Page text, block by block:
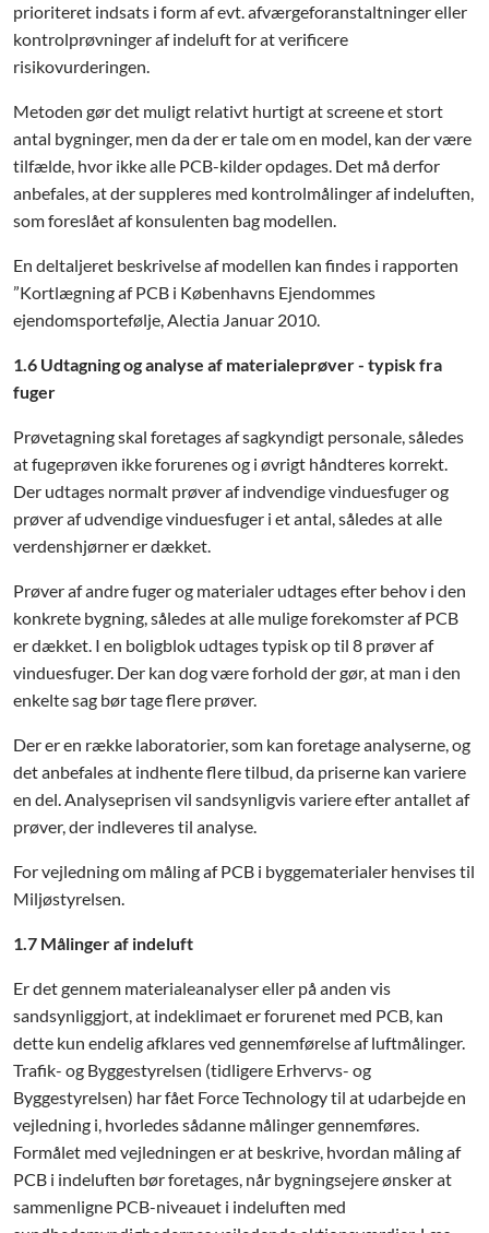
prioriteret indsats i form af evt. afværgeforanstaltninger eller
kontrolprøvninger af indeluft for at verificere
risikovurderingen.
Metoden gør det muligt relativt hurtigt at screene et stort
antal bygninger, men da der er tale om en model, kan der være
tilfælde, hvor ikke alle PCB-kilder opdages. Det må derfor
anbefales, at der suppleres med kontrolmålinger af indeluften,
som foreslået af konsulenten bag modellen.
En deltaljeret beskrivelse af modellen kan findes i rapporten
”Kortlægning af PCB i Københavns Ejendommes
ejendomsportefølje, Alectia Januar 2010.
1.6 Udtagning og analyse af materialeprøver - typisk fra
fuger
Prøvetagning skal foretages af sagkyndigt personale, således
at fugeprøven ikke forurenes og i øvrigt håndteres korrekt.
Der udtages normalt prøver af indvendige vinduesfuger og
prøver af udvendige vinduesfuger i et antal, således at alle
verdenshjørner er dækket.
Prøver af andre fuger og materialer udtages efter behov i den
konkrete bygning, således at alle mulige forekomster af PCB
er dækket. I en boligblok udtages typisk op til 8 prøver af
vinduesfuger. Der kan dog være forhold der gør, at man i den
enkelte sag bør tage flere prøver.
Der er en række laboratorier, som kan foretage analyserne, og
det anbefales at indhente flere tilbud, da priserne kan variere
en del. Analyseprisen vil sandsynligvis variere efter antallet af
prøver, der indleveres til analyse.
For vejledning om måling af PCB i byggematerialer henvises til
Miljøstyrelsen.
1.7 Målinger af indeluft
Er det gennem materialeanalyser eller på anden vis
sandsynliggjort, at indeklimaet er forurenet med PCB, kan
dette kun endelig afklares ved gennemførelse af luftmålinger.
Trafik- og Byggestyrelsen (tidligere Erhvervs- og
Byggestyrelsen) har fået Force Technology til at udarbejde en
vejledning i, hvorledes sådanne målinger gennemføres.
Formålet med vejledningen er at beskrive, hvordan måling af
PCB i indeluften bør foretages, når bygningsejere ønsker at
sammenligne PCB-niveauet i indeluften med